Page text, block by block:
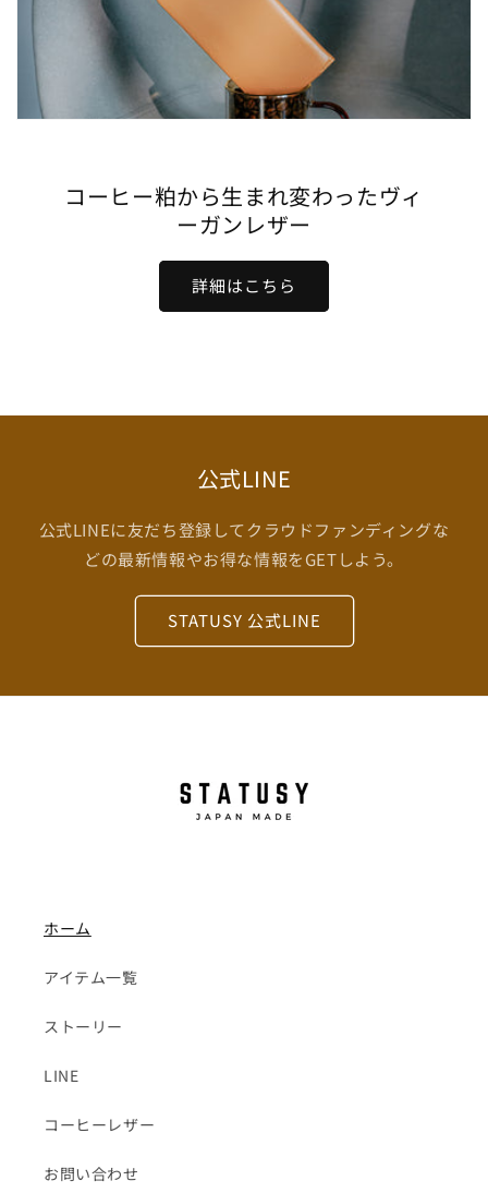
コーヒー粕から生まれ変わったヴィ
ーガンレザー
詳細はこちら
公式LINE
公式LINEに友だち登録してクラウドファンディングな
どの最新情報やお得な情報をGETしよう。
STATUSY 公式LINE
ホーム
アイテム一覧
ストーリー
LINE
コーヒーレザー
お問い合わせ